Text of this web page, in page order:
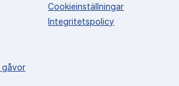
Cookieinställningar
Integritetspolicy